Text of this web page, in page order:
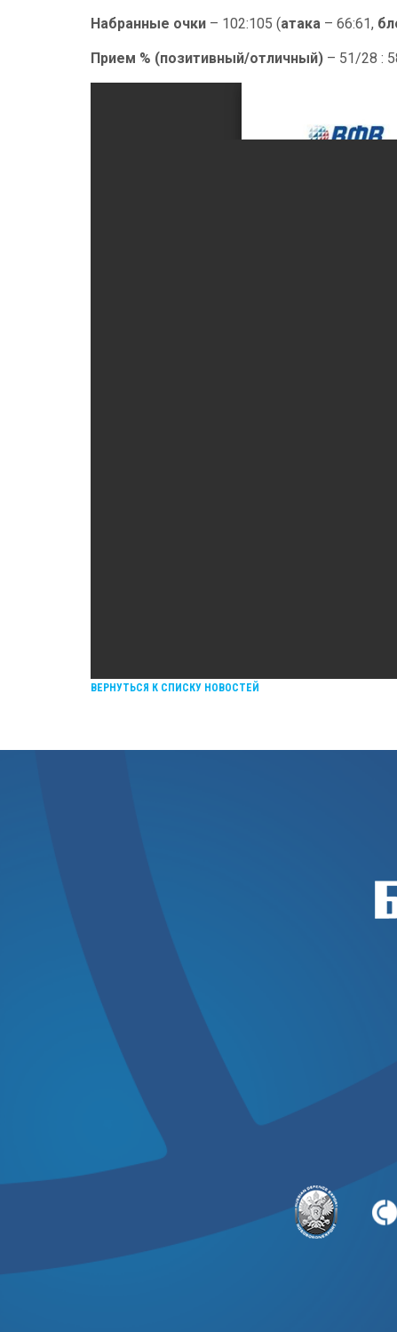
Набранные очки – 102:105 (атака – 66:61,
Прием % (позитивный/отличный) – 51/28 :
ВЕРНУТЬСЯ К СПИСКУ НОВОСТЕЙ